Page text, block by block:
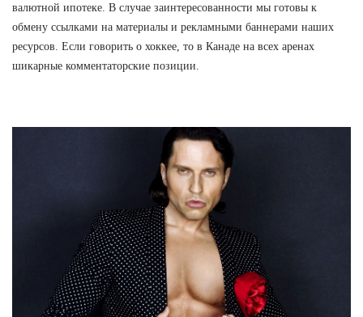
валютной ипотеке. В случае заинтересованности мы готовы к
обмену ссылками на материалы и рекламными баннерами наших
ресурсов. Если говорить о хоккее, то в Канаде на всех аренах
шикарные комментаторские позиции.